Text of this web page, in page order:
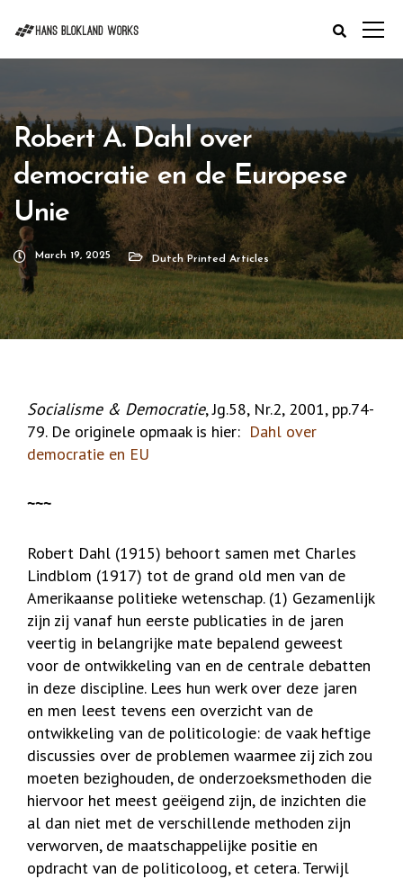
Robert A. Dahl over
democratie en de Europese
Unie
March 19, 2025 Dutch Printed Articles
Socialisme & Democratie, Jg.58, Nr.2, 2001, pp.74-
79. De originele opmaak is hier: Dahl over
democratie en EU
~~~
Robert Dahl (1915) behoort samen met Charles
Lindblom (1917) tot de grand old men van de
Amerikaanse politieke wetenschap. (1) Gezamenlijk
zijn zij vanaf hun eerste publicaties in de jaren
veertig in belangrijke mate bepalend geweest
voor de ontwikkeling van en de centrale debatten
in deze discipline. Lees hun werk over deze jaren
en men leest tevens een overzicht van de
ontwikkeling van de politicologie: de vaak heftige
discussies over de problemen waarmee zij zich zou
moeten bezighouden, de onderzoeksmethoden die
hiervoor het meest geëigend zijn, de inzichten die
al dan niet met de verschillende methoden zijn
verworven, de maatschappelijke positie en
opdracht van de politicoloog, et cetera. Terwijl